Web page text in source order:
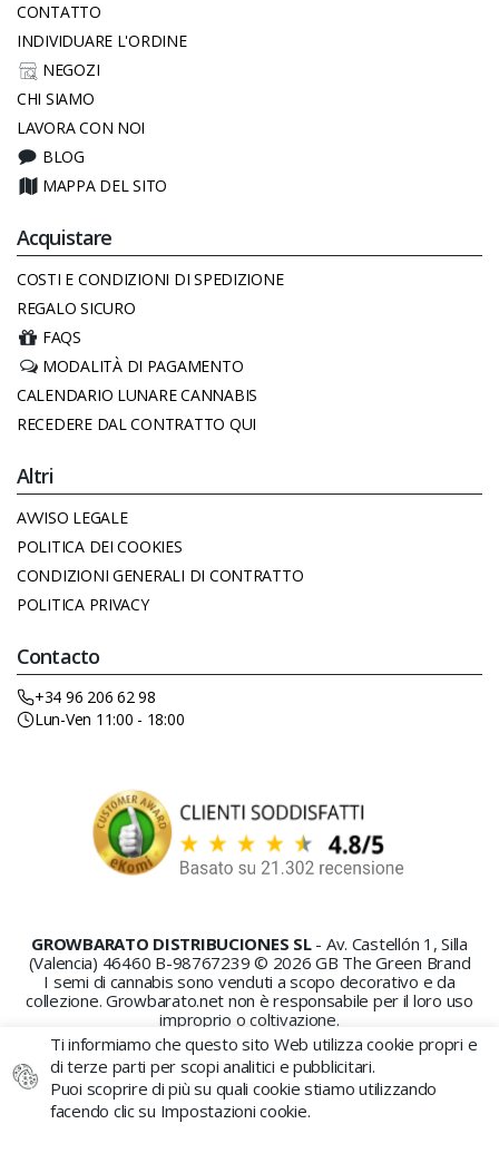
CONTATTO
INDIVIDUARE L'ORDINE
NEGOZI
CHI SIAMO
LAVORA CON NOI
BLOG
MAPPA DEL SITO
Acquistare
COSTI E CONDIZIONI DI SPEDIZIONE
REGALO SICURO
FAQS
MODALITÀ DI PAGAMENTO
CALENDARIO LUNARE CANNABIS
RECEDERE DAL CONTRATTO QUI
Altri
AVVISO LEGALE
POLITICA DEI COOKIES
CONDIZIONI GENERALI DI CONTRATTO
POLITICA PRIVACY
Contacto
+34 96 206 62 98
Lun-Ven 11:00 - 18:00
GROWBARATO DISTRIBUCIONES SL - Av. Castellón 1, Silla
(Valencia) 46460 B-98767239 © 2026 GB The Green Brand
I semi di cannabis sono venduti a scopo decorativo e da
collezione. Growbarato.net non è responsabile per il loro uso
improprio o coltivazione.
Ti informiamo che questo sito Web utilizza cookie propri e
di terze parti per scopi analitici e pubblicitari.
Puoi scoprire di più su quali cookie stiamo utilizzando
facendo clic su Impostazioni cookie.